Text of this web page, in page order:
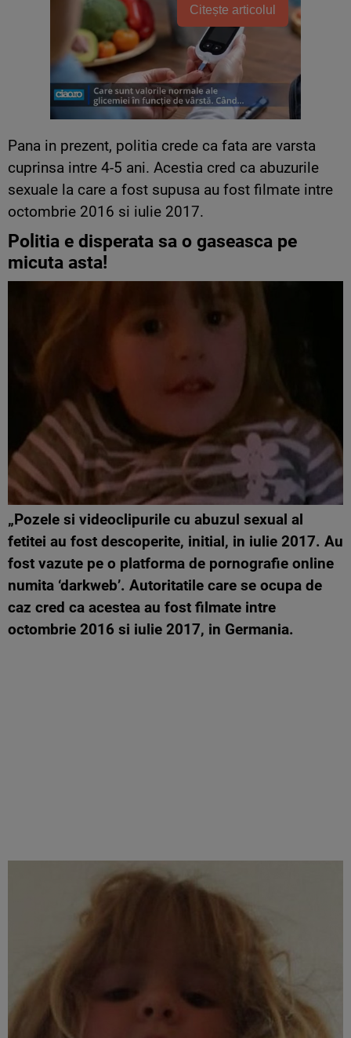
Citește articolul
Pana in prezent, politia crede ca fata are varsta
cuprinsa intre 4-5 ani. Acestia cred ca abuzurile
sexuale la care a fost supusa au fost filmate intre
octombrie 2016 si iulie 2017.
Politia e disperata sa o gaseasca pe
micuta asta!
„Pozele si videoclipurile cu abuzul sexual al
fetitei au fost descoperite, initial, in iulie 2017. Au
fost vazute pe o platforma de pornografie online
numita ‘darkweb’. Autoritatile care se ocupa de
caz cred ca acestea au fost filmate intre
octombrie 2016 si iulie 2017, in Germania.